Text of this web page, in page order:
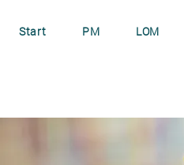
Start PM LOM